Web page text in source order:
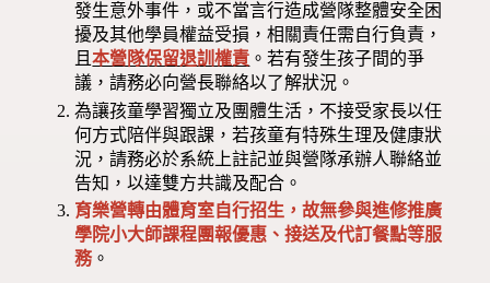
發生意外事件，或不當言行造成營隊整體安全困
擾及其他學員權益受損，相關責任需自行負責，
且本營隊保留退訓權責 。若有發生孩子間的爭
議，請務必向營長聯絡以了解狀況。
為讓孩童學習獨立及團體生活，不接受家長以任
何方式陪伴與跟課，若孩童有特殊生理及健康狀
況，請務必於系統上註記並與營隊承辦人聯絡並
告知，以達雙方共識及配合。
育樂營轉由體育室自行招生，故無參與進修推廣
學院小大師課程團報優惠、接送及代訂餐點等服
務。